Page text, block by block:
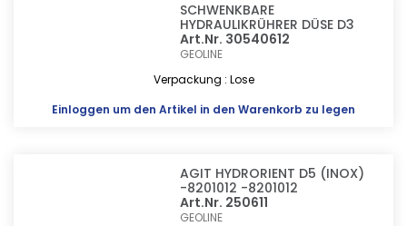
SCHWENKBARE
HYDRAULIKRÜHRER DÜSE D3
Art.Nr. 30540612
GEOLINE
Verpackung : Lose
Einloggen um den Artikel in den Warenkorb zu legen
AGIT HYDRORIENT D5 (INOX)
-8201012 -8201012
Art.Nr. 250611
GEOLINE